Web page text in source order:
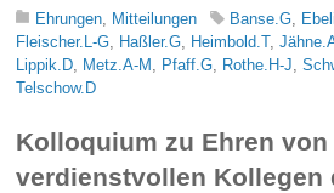
Ehrungen, Mitteilungen Banse.G,
Fleischer.L-G, Haßler.G, Heimbold.T,
Lippik.D, Metz.A-M , Pfaff.G, Rothe.H-J,
Telschow.D
Kolloquium zu Ehren
verdienstvollen Kollegen